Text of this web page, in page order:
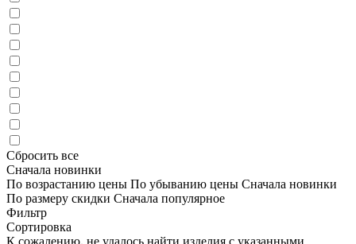
Сбросить все
Сначала новинки
По возрастанию цены По убыванию цены Сначала новинки
По размеру скидки Сначала популярное
Фильтр
Сортировка
К сожалению, не удалось найти изделия с указанными